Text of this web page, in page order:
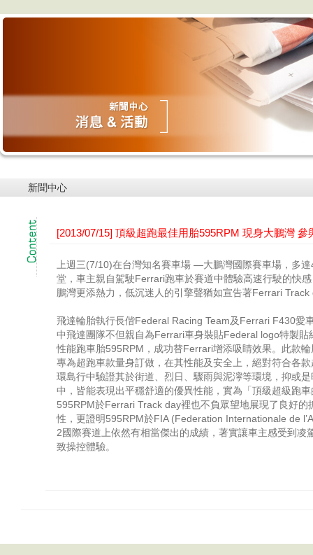
新聞中心
[2013/07/15] 頂級超跑最佳用胎595RPM 現身大鵬灣 參
上週三(7/10)在台灣知名賽車場 —大鵬灣國際賽車場，多
堂，車主親自駕駛Ferrari跑車於賽道中體驗高速行駛的快
鵬灣更添熱力，低沉迷人的引擎聲猶如宣告著Ferrari Track
飛達輪胎執行長偕Federal Racing Team及Ferrari F430愛
中飛達團隊不但親自為Ferrari車身裝貼Federal logo特製貼
性能跑車胎595RPM，成功替Ferrari增添吸睛效果。此款
專為超跑車款量身訂做，在其性能及安全上，絕對符合各
環島行中驗證其於街道、烈日、驟雨與泥濘等環境，抑或
中，皆能表現出平穩舒適的優異性能，實為「頂級超級跑
595RPM於Ferrari Track day裡也不負眾望地展現了良好的
性，更證明595RPM於FIA (Federation Internationale de
2國際賽道上依然有相當傑出的成績，著實讓車主感受到凌
致操控體驗。